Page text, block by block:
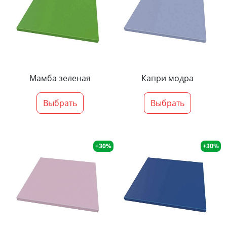
Мамба зеленая
Выбрать
Капри модра
Выбрать
+30% +30%